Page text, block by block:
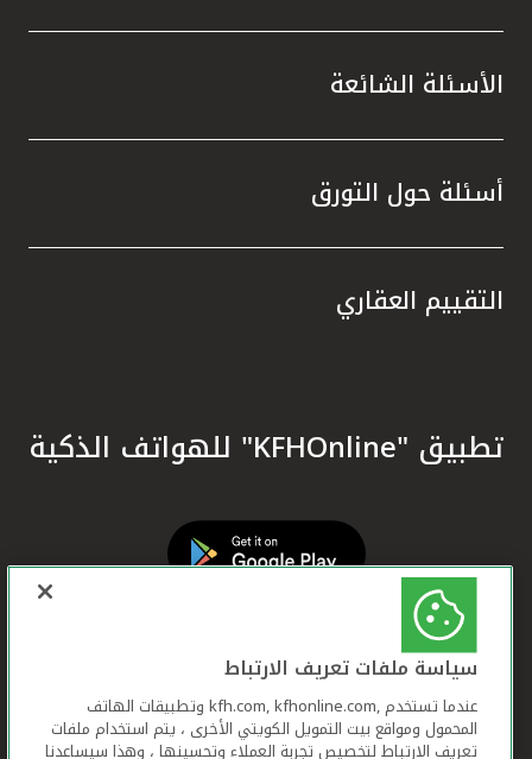
الأسئلة الشائعة
أسئلة حول التورق
التقييم العقاري
تطبيق "KFHOnline" للهواتف الذكية
سياسة ملفات تعريف الارتباط
عندما تستخدم ,kfh.com, kfhonline.com وتطبيقات الهاتف
المحمول ومواقع بيت التمويل الكويتي الأخرى ، يتم استخدام ملفات
تعريف الارتباط لتخصيص تجربة العملاء وتحسينها ، وهذا سيساعدنا